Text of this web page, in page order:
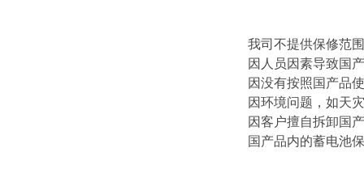
我司不提供保修范
因人员因素导致国
因没有按照国产品
因环境问题，如天
因客户擅自拆卸国
国产品内的蓄电池